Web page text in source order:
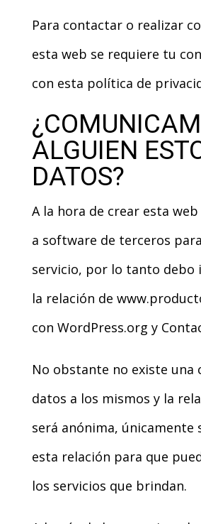
Para contactar o realizar
esta web se requiere tu
con esta política de
ALGUIEN
DATOS?
A la hora de crear esta
a software de terceros
servicio, por lo tanto debo
la relación de
con WordPress.org y
No obstante no existe una
datos a los mismos y la
será anónima, únicamente
esta relación para que
los servicios que brindan.